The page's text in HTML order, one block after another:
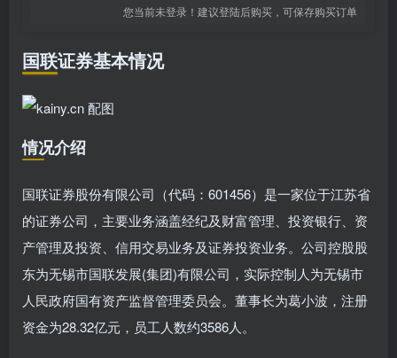
您当前未登录！建议登陆后购买，可保存购买订单
国联证券基本情况
情况介绍
国联证券股份有限公司（代码：601456）是一家位于江苏省
的证券公司，主要业务涵盖经纪及财富管理、投资银行、资
产管理及投资、信用交易业务及证券投资业务。公司控股股
东为无锡市国联发展(集团)有限公司，实际控制人为无锡市
人民政府国有资产监督管理委员会。董事长为葛小波，注册
资金为28.32亿元，员工人数约3586人。